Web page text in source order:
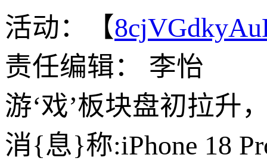
活动：【
责任编辑： 李怡
游‘戏’板块盘初拉升
消{息}称:iPhone 18